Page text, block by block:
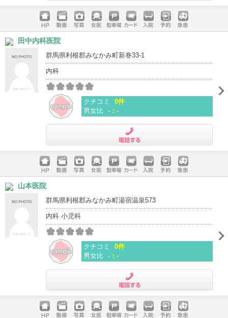
ホームペ
ージ
動画 写真 女医 駐車場
クレジッ
入院 予約 急患
田中内科医院
群馬県利根郡みなかみ町新巻33-1
内科
クチコミ
0件
男女比 -：-
ホームペ
ージ
動画 写真 女医 駐車場
クレジッ
入院 予約 急患
山本医院
群馬県利根郡みなかみ町湯宿温泉573
内科 小児科
クチコミ
0件
男女比 -：-